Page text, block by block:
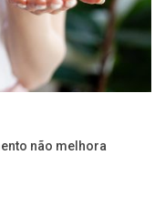
não melhora